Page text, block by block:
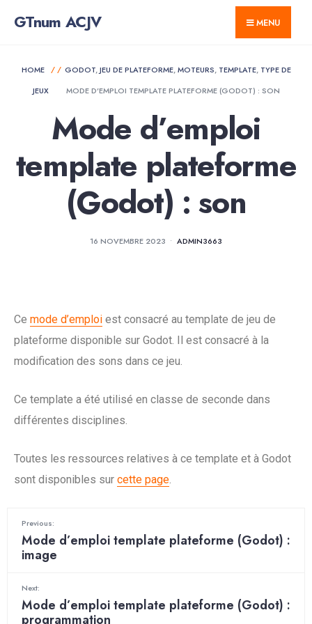
GTnum ACJV MENU
HOME GODOT,JEU DE PLATEFORME,MOTEURS, TEMPLATE, TYPE DE
JEUX
MODE D’EMPLOI TEMPLATE PLATEFORME (GODOT) : SON
Mode d’emploi
template plateforme
(Godot) : son
16 NOVEMBRE 2023 • ADMIN3663
Ce mode d’emploi est consacré au template de jeu de
plateforme disponible sur Godot. Il est consacré à la
modification des sons dans ce jeu.
Ce template a été utilisé en classe de seconde dans
différentes disciplines.
Toutes les ressources relatives à ce template et à Godot
sont disponibles sur cette page.
Previous:
Mode d’emploi template plateforme (Godot) :
image
Next:
Mode d’emploi template plateforme (Godot) :
programmation